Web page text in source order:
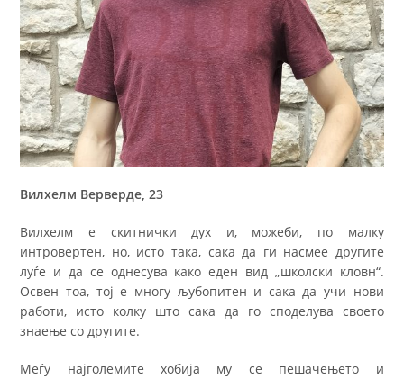
Вилхелм Верверде, 23
Вилхелм е скитнички дух и, можеби, по малку
интровертен, но, исто така, сака да ги насмее другите
луѓе и да се однесува како еден вид „школски кловн“.
Освен тоа, тој е многу љубопитен и сака да учи нови
работи, исто колку што сака да го споделува своето
знаење со другите.
Меѓу најголемите хобија му се пешачењето и